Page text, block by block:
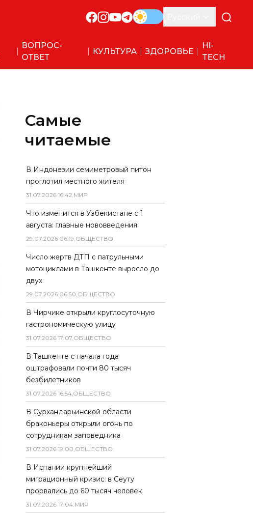
ВОПРОС-
ОТВЕТ
КУЛЬТУРА ЗДОРОВЬЕ
HI-
TECH
Самые
читаемые
В Индонезии семиметровый питон
проглотил местного жителя
31.07.2026 16:42,МИР
Что изменится в Узбекистане с 1
августа: главные нововведения
29.07.2026 06:19,ОБЩЕСТВО
Число жертв ДТП с патрульными
мотоциклами в Ташкенте выросло до
двух
29.07.2026 06:50,ОБЩЕСТВО
В Чирчике открыли круглосуточную
гастрономическую улицу
31.07.2026 17:07,ОБЩЕСТВО
В Ташкенте с начала года
оштрафовали почти 80 тысяч
безбилетников
31.07.2026 16:54,ОБЩЕСТВО
В Сурхандарьинской области
браконьеры открыли огонь по
сотрудникам заповедника
31.07.2026 19:00,ОБЩЕСТВО
В Испании крупнейший
миграционный кризис: в Сеуту
прорвались до 60 тысяч человек
31.07.2026 17:04,МИР